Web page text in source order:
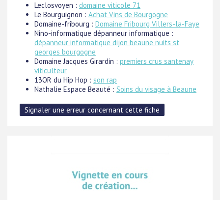
Leclosvoyen : domaine viticole 71
Le Bourguignon : Achat Vins de Bourgogne
Domaine-fribourg : Domaine Fribourg Villers-la-Faye
Nino-informatique dépanneur informatique :
dépanneur informatique dijon beaune nuits st
georges bourgogne
Domaine Jacques Girardin : premiers crus santenay
viticulteur
13OR du Hip Hop : son rap
Nathalie Espace Beauté : Soins du visage à Beaune